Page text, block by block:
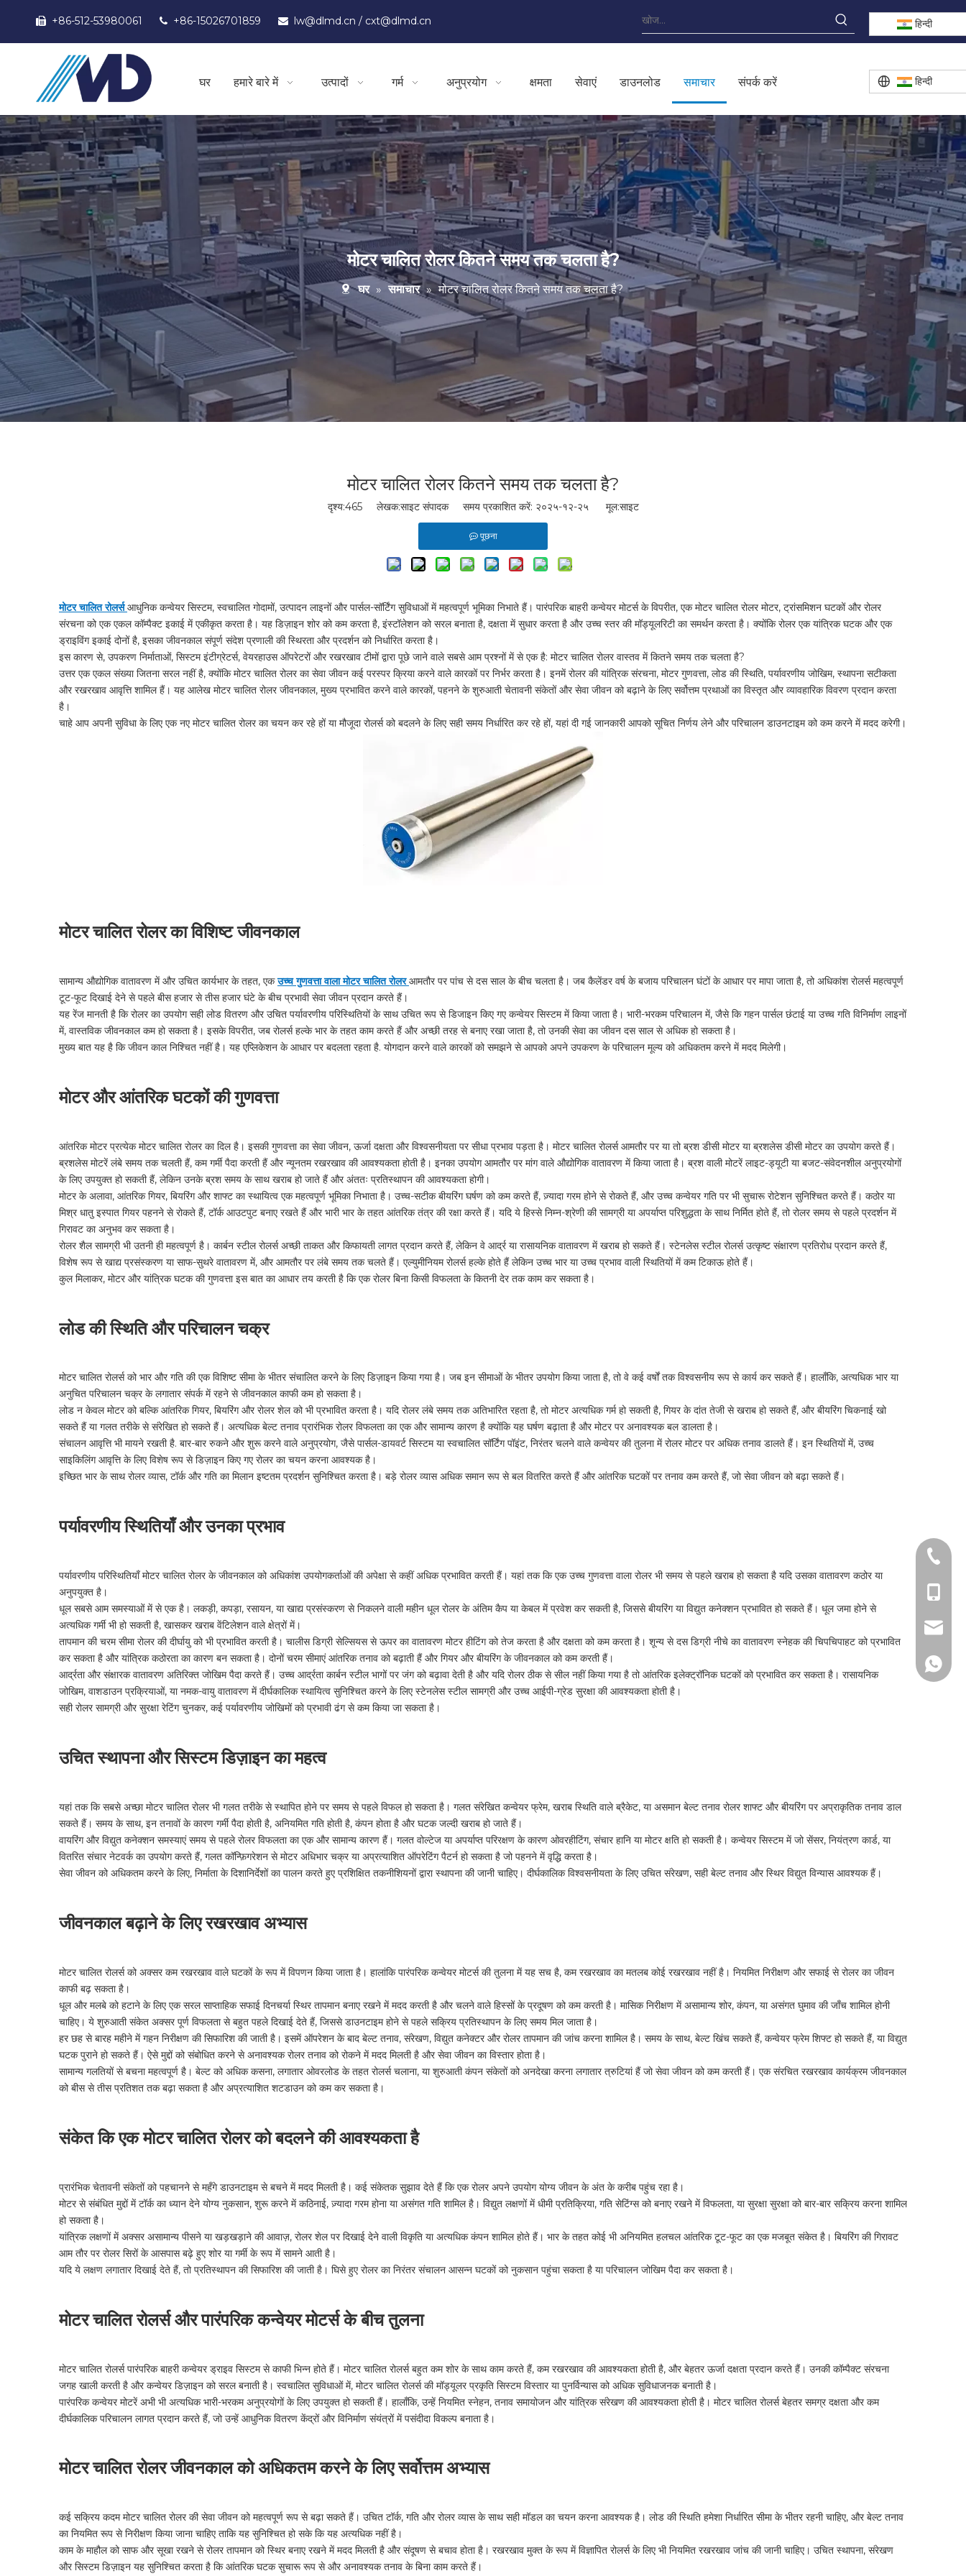
 +86-512-53980061  +86-15026701859  lw@dlmd.cn / cxt@dlmd.cn हिन्दी
घर हमारे बारे में उत्पादों गर्म अनुप्रयोग क्षमता सेवाएं डाउनलोड समाचार संपर्क करें हिन्दी
मोटर चालित रोलर कितने समय तक चलता है?
घर » समाचार » मोटर चालित रोलर कितने समय तक चलता है?
मोटर चालित रोलर कितने समय तक चलता है?
दृश्य:465लेखक:साइट संपादक समय प्रकाशित करें: २०२५-१२-२५ मूल:साइट
पूछना
मोटर चालित रोलर्सआधुनिक कन्वेयर सिस्टम, स्वचालित गोदामों, उत्पादन लाइनों और पार्सल-सॉर्टिंग सुविधाओं में महत्वपूर्ण भूमिका निभाते हैं। पारंपरिक बाहरी कन्वेयर मोटर्स के विपरीत, एक मोटर चालित रोलर मोटर, ट्रांसमिशन घटकों और रोलर
संरचना को एक एकल कॉम्पैक्ट इकाई में एकीकृत करता है। यह डिज़ाइन शोर को कम करता है, इंस्टॉलेशन को सरल बनाता है, दक्षता में सुधार करता है और उच्च स्तर की मॉड्यूलरिटी का समर्थन करता है। क्योंकि रोलर एक यांत्रिक घटक और एक
ड्राइविंग इकाई दोनों है, इसका जीवनकाल संपूर्ण संदेश प्रणाली की स्थिरता और प्रदर्शन को निर्धारित करता है।
इस कारण से, उपकरण निर्माताओं, सिस्टम इंटीग्रेटर्स, वेयरहाउस ऑपरेटरों और रखरखाव टीमों द्वारा पूछे जाने वाले सबसे आम प्रश्नों में से एक है: मोटर चालित रोलर वास्तव में कितने समय तक चलता है?
उत्तर एक एकल संख्या जितना सरल नहीं है, क्योंकि मोटर चालित रोलर का सेवा जीवन कई परस्पर क्रिया करने वाले कारकों पर निर्भर करता है। इनमें रोलर की यांत्रिक संरचना, मोटर गुणवत्ता, लोड की स्थिति, पर्यावरणीय जोखिम, स्थापना सटीकता
और रखरखाव आवृत्ति शामिल हैं। यह आलेख मोटर चालित रोलर जीवनकाल, मुख्य प्रभावित करने वाले कारकों, पहनने के शुरुआती चेतावनी संकेतों और सेवा जीवन को बढ़ाने के लिए सर्वोत्तम प्रथाओं का विस्तृत और व्यावहारिक विवरण प्रदान करता
है।
चाहे आप अपनी सुविधा के लिए एक नए मोटर चालित रोलर का चयन कर रहे हों या मौजूदा रोलर्स को बदलने के लिए सही समय निर्धारित कर रहे हों, यहां दी गई जानकारी आपको सूचित निर्णय लेने और परिचालन डाउनटाइम को कम करने में मदद करेगी।
मोटर चालित रोलर का विशिष्ट जीवनकाल
सामान्य औद्योगिक वातावरण में और उचित कार्यभार के तहत, एकउच्च गुणवत्ता वाला मोटर चालित रोलरआमतौर पर पांच से दस साल के बीच चलता है। जब कैलेंडर वर्ष के बजाय परिचालन घंटों के आधार पर मापा जाता है, तो अधिकांश रोलर्स महत्वपूर्ण
टूट-फूट दिखाई देने से पहले बीस हजार से तीस हजार घंटे के बीच प्रभावी सेवा जीवन प्रदान करते हैं।
यह रेंज मानती है कि रोलर का उपयोग सही लोड वितरण और उचित पर्यावरणीय परिस्थितियों के साथ उचित रूप से डिजाइन किए गए कन्वेयर सिस्टम में किया जाता है। भारी-भरकम परिचालन में, जैसे कि गहन पार्सल छंटाई या उच्च गति विनिर्माण लाइनों
में, वास्तविक जीवनकाल कम हो सकता है। इसके विपरीत, जब रोलर्स हल्के भार के तहत काम करते हैं और अच्छी तरह से बनाए रखा जाता है, तो उनकी सेवा का जीवन दस साल से अधिक हो सकता है।
मुख्य बात यह है कि जीवन काल निश्चित नहीं है। यह एप्लिकेशन के आधार पर बदलता रहता है. योगदान करने वाले कारकों को समझने से आपको अपने उपकरण के परिचालन मूल्य को अधिकतम करने में मदद मिलेगी।
मोटर और आंतरिक घटकों की गुणवत्ता
आंतरिक मोटर प्रत्येक मोटर चालित रोलर का दिल है। इसकी गुणवत्ता का सेवा जीवन, ऊर्जा दक्षता और विश्वसनीयता पर सीधा प्रभाव पड़ता है। मोटर चालित रोलर्स आमतौर पर या तो ब्रश डीसी मोटर या ब्रशलेस डीसी मोटर का उपयोग करते हैं।
ब्रशलेस मोटरें लंबे समय तक चलती हैं, कम गर्मी पैदा करती हैं और न्यूनतम रखरखाव की आवश्यकता होती है। इनका उपयोग आमतौर पर मांग वाले औद्योगिक वातावरण में किया जाता है। ब्रश वाली मोटरें लाइट-ड्यूटी या बजट-संवेदनशील अनुप्रयोगों
के लिए उपयुक्त हो सकती हैं, लेकिन उनके ब्रश समय के साथ खराब हो जाते हैं और अंततः प्रतिस्थापन की आवश्यकता होगी।
मोटर के अलावा, आंतरिक गियर, बियरिंग और शाफ्ट का स्थायित्व एक महत्वपूर्ण भूमिका निभाता है। उच्च-सटीक बीयरिंग घर्षण को कम करते हैं, ज़्यादा गरम होने से रोकते हैं, और उच्च कन्वेयर गति पर भी सुचारू रोटेशन सुनिश्चित करते हैं। कठोर या
मिश्र धातु इस्पात गियर पहनने से रोकते हैं, टॉर्क आउटपुट बनाए रखते हैं और भारी भार के तहत आंतरिक तंत्र की रक्षा करते हैं। यदि ये हिस्से निम्न-श्रेणी की सामग्री या अपर्याप्त परिशुद्धता के साथ निर्मित होते हैं, तो रोलर समय से पहले प्रदर्शन में
गिरावट का अनुभव कर सकता है।
रोलर शैल सामग्री भी उतनी ही महत्वपूर्ण है। कार्बन स्टील रोलर्स अच्छी ताकत और किफायती लागत प्रदान करते हैं, लेकिन वे आर्द्र या रासायनिक वातावरण में खराब हो सकते हैं। स्टेनलेस स्टील रोलर्स उत्कृष्ट संक्षारण प्रतिरोध प्रदान करते हैं,
विशेष रूप से खाद्य प्रसंस्करण या साफ-सुथरे वातावरण में, और आमतौर पर लंबे समय तक चलते हैं। एल्युमीनियम रोलर्स हल्के होते हैं लेकिन उच्च भार या उच्च प्रभाव वाली स्थितियों में कम टिकाऊ होते हैं।
कुल मिलाकर, मोटर और यांत्रिक घटक की गुणवत्ता इस बात का आधार तय करती है कि एक रोलर बिना किसी विफलता के कितनी देर तक काम कर सकता है।
लोड की स्थिति और परिचालन चक्र
मोटर चालित रोलर्स को भार और गति की एक विशिष्ट सीमा के भीतर संचालित करने के लिए डिज़ाइन किया गया है। जब इन सीमाओं के भीतर उपयोग किया जाता है, तो वे कई वर्षों तक विश्वसनीय रूप से कार्य कर सकते हैं। हालाँकि, अत्यधिक भार या
अनुचित परिचालन चक्र के लगातार संपर्क में रहने से जीवनकाल काफी कम हो सकता है।
लोड न केवल मोटर को बल्कि आंतरिक गियर, बियरिंग और रोलर शेल को भी प्रभावित करता है। यदि रोलर लंबे समय तक अतिभारित रहता है, तो मोटर अत्यधिक गर्म हो सकती है, गियर के दांत तेजी से खराब हो सकते हैं, और बीयरिंग चिकनाई खो
सकते हैं या गलत तरीके से संरेखित हो सकते हैं। अत्यधिक बेल्ट तनाव प्रारंभिक रोलर विफलता का एक और सामान्य कारण है क्योंकि यह घर्षण बढ़ाता है और मोटर पर अनावश्यक बल डालता है।
संचालन आवृत्ति भी मायने रखती है. बार-बार रुकने और शुरू करने वाले अनुप्रयोग, जैसे पार्सल-डायवर्ट सिस्टम या स्वचालित सॉर्टिंग पॉइंट, निरंतर चलने वाले कन्वेयर की तुलना में रोलर मोटर पर अधिक तनाव डालते हैं। इन स्थितियों में, उच्च
साइकिलिंग आवृत्ति के लिए विशेष रूप से डिज़ाइन किए गए रोलर का चयन करना आवश्यक है।
इच्छित भार के साथ रोलर व्यास, टॉर्क और गति का मिलान इष्टतम प्रदर्शन सुनिश्चित करता है। बड़े रोलर व्यास अधिक समान रूप से बल वितरित करते हैं और आंतरिक घटकों पर तनाव कम करते हैं, जो सेवा जीवन को बढ़ा सकते हैं।
पर्यावरणीय स्थितियाँ और उनका प्रभाव
पर्यावरणीय परिस्थितियाँ मोटर चालित रोलर के जीवनकाल को अधिकांश उपयोगकर्ताओं की अपेक्षा से कहीं अधिक प्रभावित करती हैं। यहां तक ​​कि एक उच्च गुणवत्ता वाला रोलर भी समय से पहले खराब हो सकता है यदि उसका वातावरण कठोर या
अनुपयुक्त है।
धूल सबसे आम समस्याओं में से एक है। लकड़ी, कपड़ा, रसायन, या खाद्य प्रसंस्करण से निकलने वाली महीन धूल रोलर के अंतिम कैप या केबल में प्रवेश कर सकती है, जिससे बीयरिंग या विद्युत कनेक्शन प्रभावित हो सकते हैं। धूल जमा होने से
अत्यधिक गर्मी भी हो सकती है, खासकर खराब वेंटिलेशन वाले क्षेत्रों में।
तापमान की चरम सीमा रोलर की दीर्घायु को भी प्रभावित करती है। चालीस डिग्री सेल्सियस से ऊपर का वातावरण मोटर हीटिंग को तेज करता है और दक्षता को कम करता है। शून्य से दस डिग्री नीचे का वातावरण स्नेहक की चिपचिपाहट को प्रभावित
कर सकता है और यांत्रिक कठोरता का कारण बन सकता है। दोनों चरम सीमाएं आंतरिक तनाव को बढ़ाती हैं और गियर और बीयरिंग के जीवनकाल को कम करती हैं।
आर्द्रता और संक्षारक वातावरण अतिरिक्त जोखिम पैदा करते हैं। उच्च आर्द्रता कार्बन स्टील भागों पर जंग को बढ़ावा देती है और यदि रोलर ठीक से सील नहीं किया गया है तो आंतरिक इलेक्ट्रॉनिक घटकों को प्रभावित कर सकता है। रासायनिक
जोखिम, वाशडाउन प्रक्रियाओं, या नमक-वायु वातावरण में दीर्घकालिक स्थायित्व सुनिश्चित करने के लिए स्टेनलेस स्टील सामग्री और उच्च आईपी-ग्रेड सुरक्षा की आवश्यकता होती है।
सही रोलर सामग्री और सुरक्षा रेटिंग चुनकर, कई पर्यावरणीय जोखिमों को प्रभावी ढंग से कम किया जा सकता है।
उचित स्थापना और सिस्टम डिज़ाइन का महत्व
यहां तक ​​कि सबसे अच्छा मोटर चालित रोलर भी गलत तरीके से स्थापित होने पर समय से पहले विफल हो सकता है। गलत संरेखित कन्वेयर फ्रेम, खराब स्थिति वाले ब्रैकेट, या असमान बेल्ट तनाव रोलर शाफ्ट और बीयरिंग पर अप्राकृतिक तनाव डाल
सकते हैं। समय के साथ, इन तनावों के कारण गर्मी पैदा होती है, अनियमित गति होती है, कंपन होता है और घटक जल्दी खराब हो जाते हैं।
वायरिंग और विद्युत कनेक्शन समस्याएं समय से पहले रोलर विफलता का एक और सामान्य कारण हैं। गलत वोल्टेज या अपर्याप्त परिरक्षण के कारण ओवरहीटिंग, संचार हानि या मोटर क्षति हो सकती है। कन्वेयर सिस्टम में जो सेंसर, नियंत्रण कार्ड, या
वितरित संचार नेटवर्क का उपयोग करते हैं, गलत कॉन्फ़िगरेशन से मोटर अधिभार चक्र या अप्रत्याशित ऑपरेटिंग पैटर्न हो सकता है जो पहनने में वृद्धि करता है।
सेवा जीवन को अधिकतम करने के लिए, निर्माता के दिशानिर्देशों का पालन करते हुए प्रशिक्षित तकनीशियनों द्वारा स्थापना की जानी चाहिए। दीर्घकालिक विश्वसनीयता के लिए उचित संरेखण, सही बेल्ट तनाव और स्थिर विद्युत विन्यास आवश्यक हैं।
जीवनकाल बढ़ाने के लिए रखरखाव अभ्यास
मोटर चालित रोलर्स को अक्सर कम रखरखाव वाले घटकों के रूप में विपणन किया जाता है। हालांकि पारंपरिक कन्वेयर मोटर्स की तुलना में यह सच है, कम रखरखाव का मतलब कोई रखरखाव नहीं है। नियमित निरीक्षण और सफाई से रोलर का जीवन
काफी बढ़ सकता है।
धूल और मलबे को हटाने के लिए एक सरल साप्ताहिक सफाई दिनचर्या स्थिर तापमान बनाए रखने में मदद करती है और चलने वाले हिस्सों के प्रदूषण को कम करती है। मासिक निरीक्षण में असामान्य शोर, कंपन, या असंगत घुमाव की जाँच शामिल होनी
चाहिए। ये शुरुआती संकेत अक्सर पूर्ण विफलता से बहुत पहले दिखाई देते हैं, जिससे डाउनटाइम होने से पहले सक्रिय प्रतिस्थापन के लिए समय मिल जाता है।
हर छह से बारह महीने में गहन निरीक्षण की सिफारिश की जाती है। इसमें ऑपरेशन के बाद बेल्ट तनाव, संरेखण, विद्युत कनेक्टर और रोलर तापमान की जांच करना शामिल है। समय के साथ, बेल्ट खिंच सकते हैं, कन्वेयर फ्रेम शिफ्ट हो सकते हैं, या विद्युत
घटक पुराने हो सकते हैं। ऐसे मुद्दों को संबोधित करने से अनावश्यक रोलर तनाव को रोकने में मदद मिलती है और सेवा जीवन का विस्तार होता है।
सामान्य गलतियों से बचना महत्वपूर्ण है। बेल्ट को अधिक कसना, लगातार ओवरलोड के तहत रोलर्स चलाना, या शुरुआती कंपन संकेतों को अनदेखा करना लगातार त्रुटियां हैं जो सेवा जीवन को कम करती हैं। एक संरचित रखरखाव कार्यक्रम जीवनकाल
को बीस से तीस प्रतिशत तक बढ़ा सकता है और अप्रत्याशित शटडाउन को कम कर सकता है।
संकेत कि एक मोटर चालित रोलर को बदलने की आवश्यकता है
प्रारंभिक चेतावनी संकेतों को पहचानने से महँगे डाउनटाइम से बचने में मदद मिलती है। कई संकेतक सुझाव देते हैं कि एक रोलर अपने उपयोग योग्य जीवन के अंत के करीब पहुंच रहा है।
मोटर से संबंधित मुद्दों में टॉर्क का ध्यान देने योग्य नुकसान, शुरू करने में कठिनाई, ज़्यादा गरम होना या असंगत गति शामिल है। विद्युत लक्षणों में धीमी प्रतिक्रिया, गति सेटिंग्स को बनाए रखने में विफलता, या सुरक्षा सुरक्षा को बार-बार सक्रिय करना शामिल
हो सकता है।
यांत्रिक लक्षणों में अक्सर असामान्य पीसने या खड़खड़ाने की आवाज़, रोलर शेल पर दिखाई देने वाली विकृति या अत्यधिक कंपन शामिल होते हैं। भार के तहत कोई भी अनियमित हलचल आंतरिक टूट-फूट का एक मजबूत संकेत है। बियरिंग की गिरावट
आम तौर पर रोलर सिरों के आसपास बढ़े हुए शोर या गर्मी के रूप में सामने आती है।
यदि ये लक्षण लगातार दिखाई देते हैं, तो प्रतिस्थापन की सिफारिश की जाती है। घिसे हुए रोलर का निरंतर संचालन आसन्न घटकों को नुकसान पहुंचा सकता है या परिचालन जोखिम पैदा कर सकता है।
मोटर चालित रोलर्स और पारंपरिक कन्वेयर मोटर्स के बीच तुलना
मोटर चालित रोलर्स पारंपरिक बाहरी कन्वेयर ड्राइव सिस्टम से काफी भिन्न होते हैं। मोटर चालित रोलर्स बहुत कम शोर के साथ काम करते हैं, कम रखरखाव की आवश्यकता होती है, और बेहतर ऊर्जा दक्षता प्रदान करते हैं। उनकी कॉम्पैक्ट संरचना
जगह खाली करती है और कन्वेयर डिज़ाइन को सरल बनाती है। स्वचालित सुविधाओं में, मोटर चालित रोलर्स की मॉड्यूलर प्रकृति सिस्टम विस्तार या पुनर्विन्यास को अधिक सुविधाजनक बनाती है।
पारंपरिक कन्वेयर मोटरें अभी भी अत्यधिक भारी-भरकम अनुप्रयोगों के लिए उपयुक्त हो सकती हैं। हालाँकि, उन्हें नियमित स्नेहन, तनाव समायोजन और यांत्रिक संरेखण की आवश्यकता होती है। मोटर चालित रोलर्स बेहतर समग्र दक्षता और कम
दीर्घकालिक परिचालन लागत प्रदान करते हैं, जो उन्हें आधुनिक वितरण केंद्रों और विनिर्माण संयंत्रों में पसंदीदा विकल्प बनाता है।
मोटर चालित रोलर जीवनकाल को अधिकतम करने के लिए सर्वोत्तम अभ्यास
कई सक्रिय कदम मोटर चालित रोलर की सेवा जीवन को महत्वपूर्ण रूप से बढ़ा सकते हैं। उचित टॉर्क, गति और रोलर व्यास के साथ सही मॉडल का चयन करना आवश्यक है। लोड की स्थिति हमेशा निर्धारित सीमा के भीतर रहनी चाहिए, और बेल्ट तनाव
का नियमित रूप से निरीक्षण किया जाना चाहिए ताकि यह सुनिश्चित हो सके कि यह अत्यधिक नहीं है।
काम के माहौल को साफ और सूखा रखने से रोलर तापमान को स्थिर बनाए रखने में मदद मिलती है और संदूषण से बचाव होता है। रखरखाव मुक्त के रूप में विज्ञापित रोलर्स के लिए भी नियमित रखरखाव जांच की जानी चाहिए। उचित स्थापना, संरेखण
और सिस्टम डिज़ाइन यह सुनिश्चित करता है कि आंतरिक घटक सुचारू रूप से और अनावश्यक तनाव के बिना काम करते हैं।
+86-